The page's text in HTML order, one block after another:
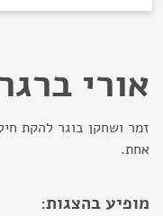
אורי
זמר ושחקן בוגר להקת
אחת.
מופיע בהצגות: